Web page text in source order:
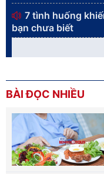
7 tình huống
bạn chưa biết
BÀI ĐỌC NHIỀU